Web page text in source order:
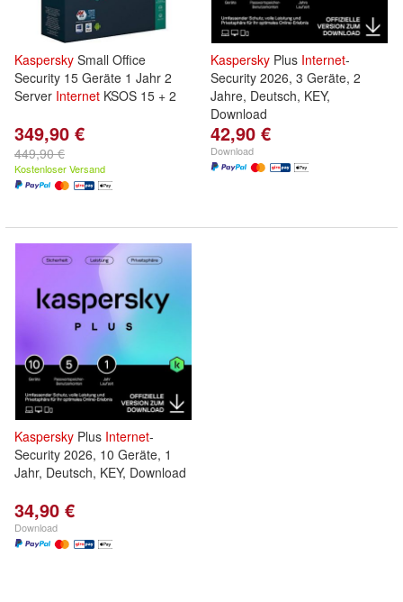
Kaspersky Small Office
Security 15 Geräte 1 Jahr 2
Server Internet KSOS 15 + 2
349,90 €
449,90 €
Kostenloser Versand
Kaspersky Plus Internet-
Security 2026, 3 Geräte, 2
Jahre, Deutsch, KEY,
Download
42,90 €
Download
Kaspersky Plus Internet-
Security 2026, 10 Geräte, 1
Jahr, Deutsch, KEY, Download
34,90 €
Download